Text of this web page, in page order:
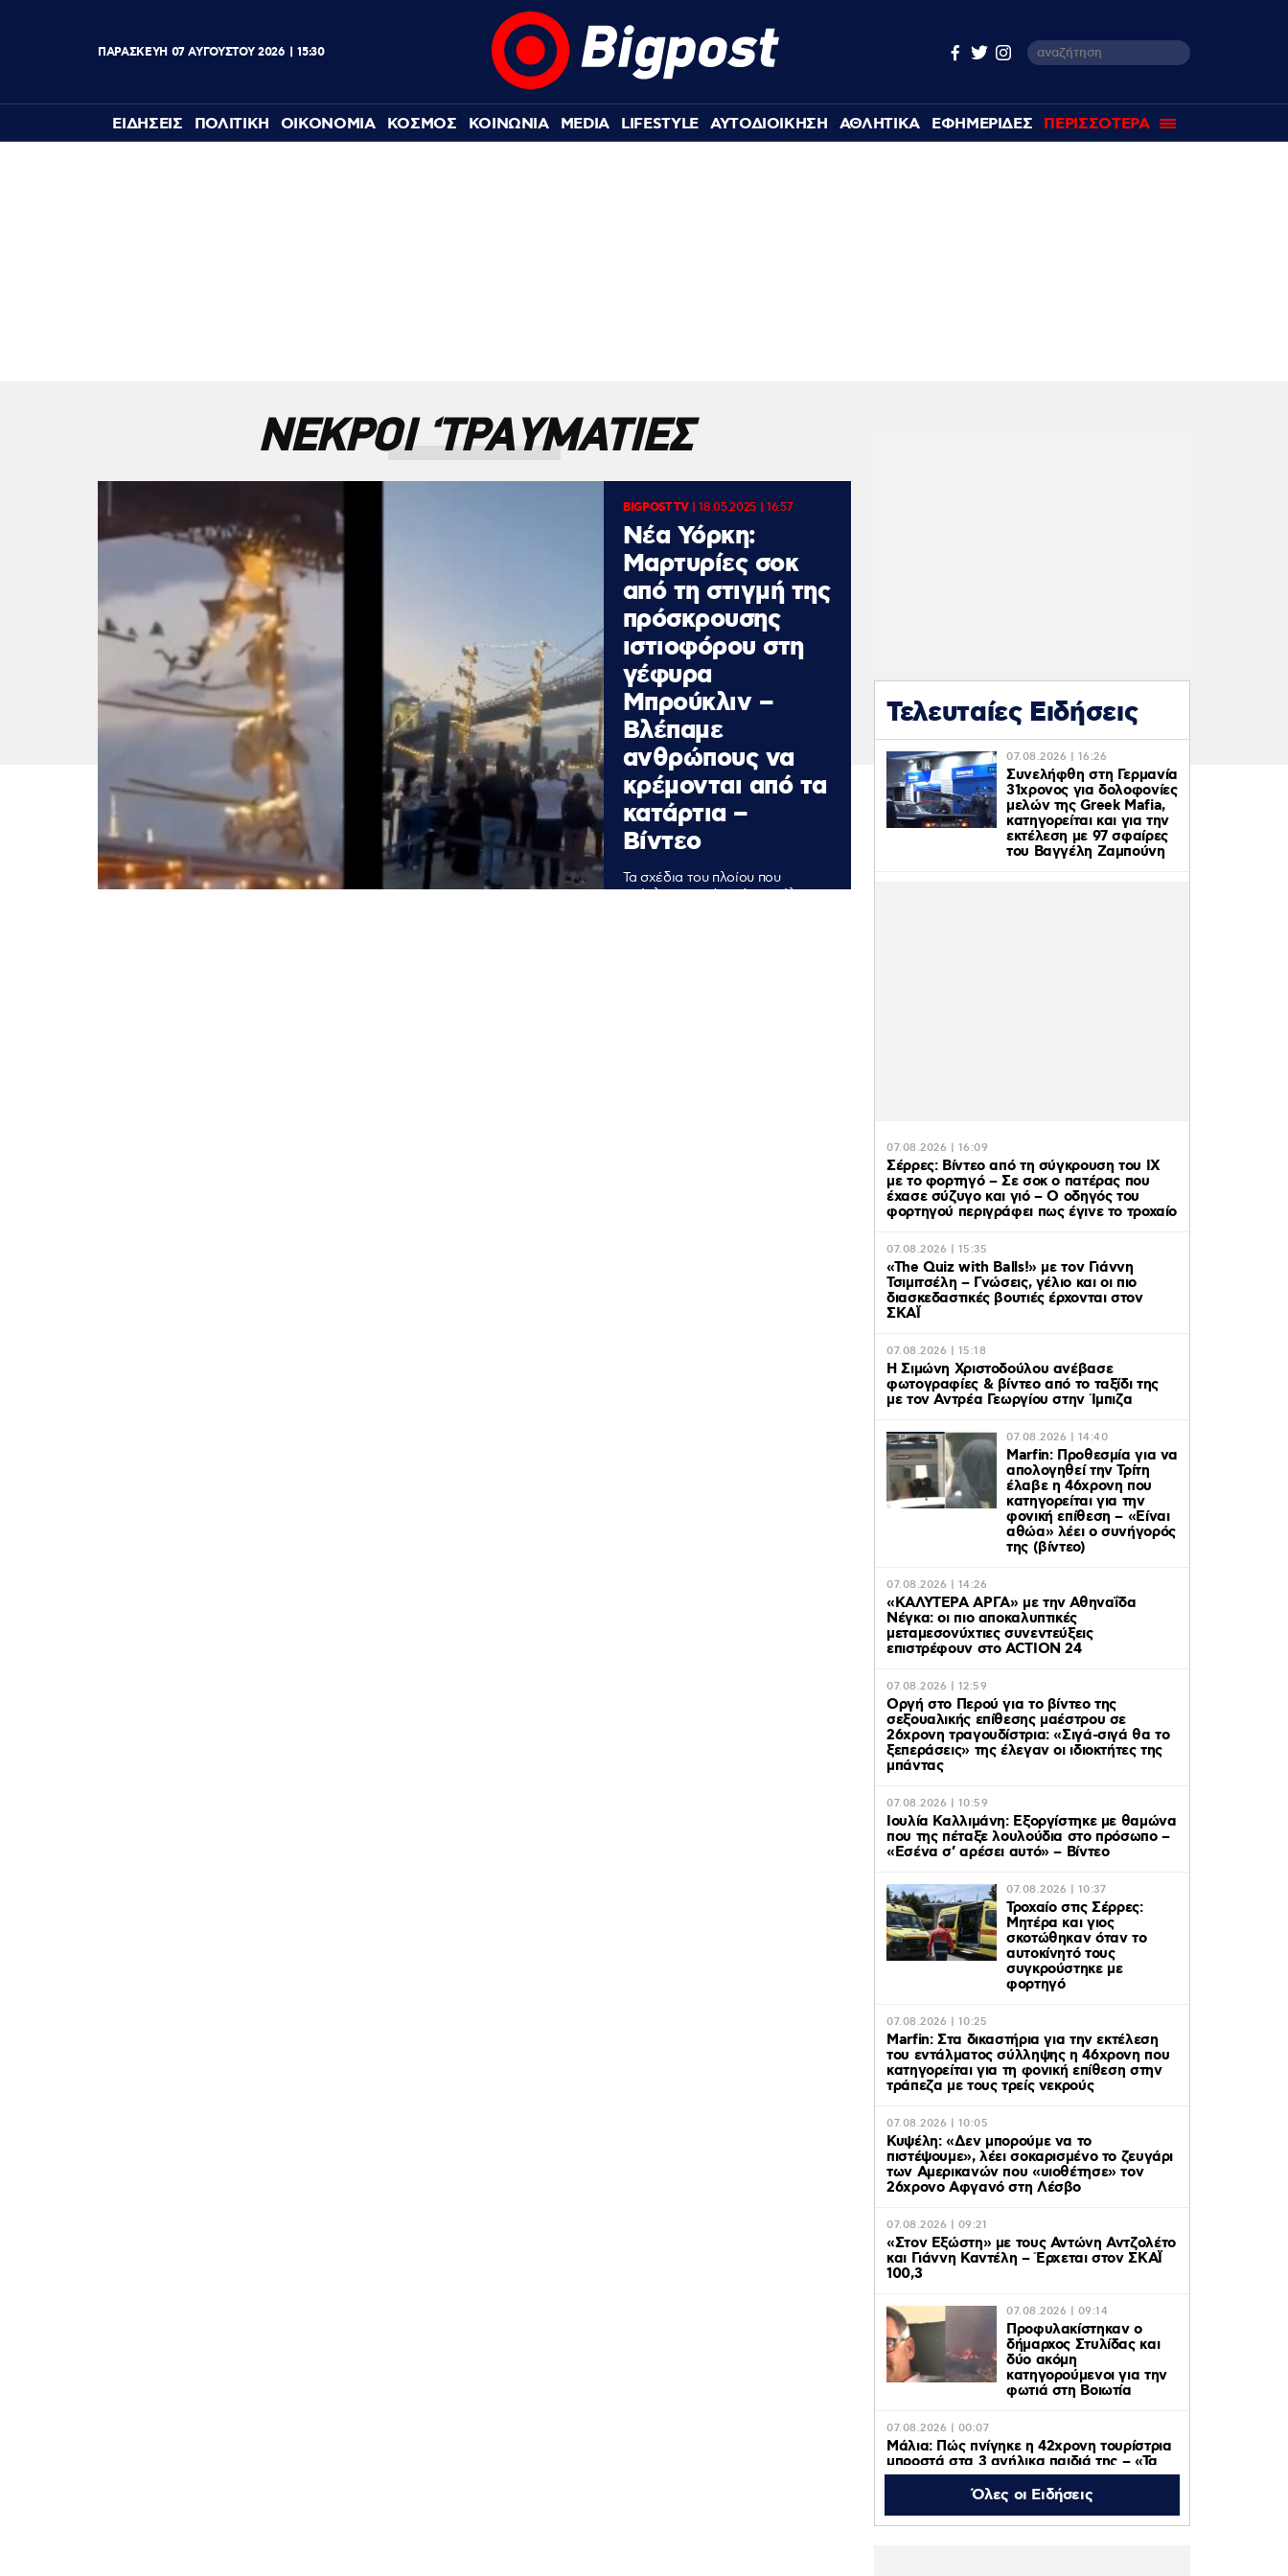
ΠΑΡΑΣΚΕΥΗ 07 ΑΥΓΟΥΣΤΟΥ 2026 15:30
ΕΙΔΗΣΕΙΣ ΠΟΛΙΤΙΚΗ ΟΙΚΟΝΟΜΙΑ ΚΟΣΜΟΣ ΚΟΙΝΩΝΙΑ MEDIA LIFESTYLE ΑΥΤΟΔΙΟΙΚΗΣΗ ΑΘΛΗΤΙΚΑ ΕΦΗΜΕΡΙΔΕΣ ΠΕΡΙΣΣΟΤΕΡΑ
ΝΕΚΡΟΙ ‘ΤΡΑΥΜΑΤΙΕΣ
BIGPOST TV|18.05.2025 | 16:57
Nέα Υόρκη:
Μαρτυρίες σοκ
από τη στιγμή της
πρόσκρουσης
ιστιοφόρου στη
γέφυρα
Μπρούκλιν –
Βλέπαμε
ανθρώπους να
κρέμονται από τα
κατάρτια –
Βίντεο
Τα σχέδια του πλοίου που
απέπλευσε από το Ακαπούλκο
Τελευταίες Ειδήσεις
07.08.2026 | 16:26
Συνελήφθη στη Γερμανία
31χρονος για δολοφονίες
μελών της Greek Mafia,
κατηγορείται και για την
εκτέλεση με 97 σφαίρες
του Βαγγέλη Ζαμπούνη
07.08.2026 | 16:09
Σέρρες: Βίντεο από τη σύγκρουση του ΙΧ
με το φορτηγό – Σε σοκ ο πατέρας που
έχασε σύζυγο και γιό – Ο οδηγός του
φορτηγού περιγράφει πως έγινε το τροχαίο
07.08.2026 | 15:35
«The Quiz with Balls!» με τον Γιάννη
Τσιμιτσέλη – Γνώσεις, γέλιο και οι πιο
διασκεδαστικές βουτιές έρχονται στον
ΣΚΑΪ
07.08.2026 | 15:18
Η Σιμώνη Χριστοδούλου ανέβασε
φωτογραφίες & βίντεο από το ταξίδι της
με τον Αντρέα Γεωργίου στην Ίμπιζα
07.08.2026 | 14:40
Marfin: Προθεσμία για να
απολογηθεί την Τρίτη
έλαβε η 46χρονη που
κατηγορείται για την
φονική επίθεση – «Είναι
αθώα» λέει ο συνήγορός
της (βίντεο)
07.08.2026 | 14:26
«ΚΑΛΥΤΕΡΑ ΑΡΓΑ» με την Αθηναΐδα
Νέγκα: οι πιο αποκαλυπτικές
μεταμεσονύχτιες συνεντεύξεις
επιστρέφουν στο ACTION 24
07.08.2026 | 12:59
Οργή στο Περού για το βίντεο της
σεξουαλικής επίθεσης μαέστρου σε
26χρονη τραγουδίστρια: «Σιγά-σιγά θα το
ξεπεράσεις» της έλεγαν οι ιδιοκτήτες της
μπάντας
07.08.2026 | 10:59
Ιουλία Καλλιμάνη: Εξοργίστηκε με θαμώνα
που της πέταξε λουλούδια στο πρόσωπο –
«Εσένα σ’ αρέσει αυτό» – Βίντεο
07.08.2026 | 10:37
Τροχαίο στις Σέρρες:
Μητέρα και γιος
σκοτώθηκαν όταν το
αυτοκίνητό τους
συγκρούστηκε με
φορτηγό
07.08.2026 | 10:25
Marfin: Στα δικαστήρια για την εκτέλεση
του εντάλματος σύλληψης η 46χρονη που
κατηγορείται για τη φονική επίθεση στην
τράπεζα με τους τρείς νεκρούς
07.08.2026 | 10:05
Κυψέλη: «Δεν μπορούμε να το
πιστέψουμε», λέει σοκαρισμένο το ζευγάρι
των Αμερικανών που «υιοθέτησε» τον
26χρονο Αφγανό στη Λέσβο
07.08.2026 | 09:21
«Στον Εξώστη» με τους Αντώνη Αντζολέτο
και Γιάννη Καντέλη – Έρχεται στον ΣΚΑΪ
100,3
07.08.2026 | 09:14
Προφυλακίστηκαν ο
δήμαρχος Στυλίδας και
δύο ακόμη
κατηγορούμενοι για την
φωτιά στη Βοιωτία
07.08.2026 | 00:07
Μάλια: Πώς πνίγηκε η 42χρονη τουρίστρια
μπροστά στα 3 ανήλικα παιδιά της – «Τα
παιδιά φώναζαν και έκλαιγαν, ήταν σε
κατάσταση πανικού»
06.08.2026 | 23:39
Όλες οι Ειδήσεις